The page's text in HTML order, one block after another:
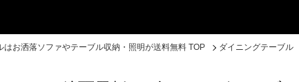
お洒落ソファやテーブル収納・照明が送料無料 TOP ダイニングテーブル